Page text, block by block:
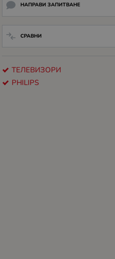
НАПРАВИ ЗАПИТВАНЕ
СРАВНИ
ТЕЛЕВИЗОРИ
PHILIPS